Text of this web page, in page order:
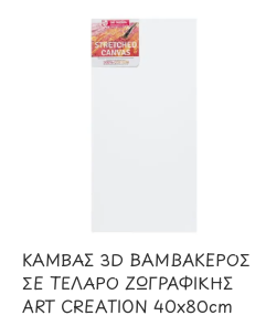
ΚΑΜΒΑΣ 3D ΒΑΜΒΑΚΕΡΟΣ
ΣΕ ΤΕΛΑΡΟ ΖΩΓΡΑΦΙΚΗΣ
ART CREATION 40x80cm